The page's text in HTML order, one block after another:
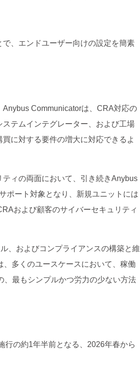
、エンドユーザー向けの設定を簡素
Communicatorは、CRA対応の
テムインテグレーター、および工場
に対する要件の増大に対応できるよ
ィの両面において、引き続きAnybus
ポート対象となり、新規ユニットには
および顧客のサイバーセキュリティ
、およびコンプライアンスの構築と維
多くのユースケースにおいて、稼働
最もシンプルかつ労力の少ない方法
行の約1年半前となる、2026年春から